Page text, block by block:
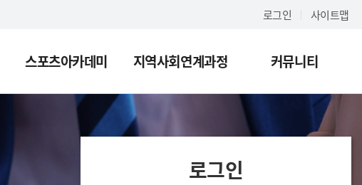
로그인 사이트맵
스포츠아카데미 지역사회연계과정 커뮤니티
로그인